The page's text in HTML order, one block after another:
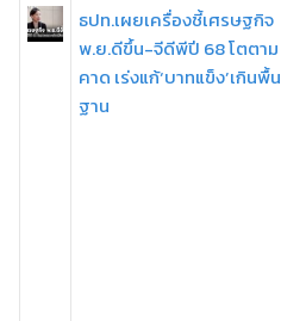
ธปท.เผยเครื่องชี้เศรษฐกิจ
พ.ย.ดีขึ้น-จีดีพีปี 68 โตตาม
คาด เร่งแก้‘บาทแข็ง’เกินพื้น
ฐาน